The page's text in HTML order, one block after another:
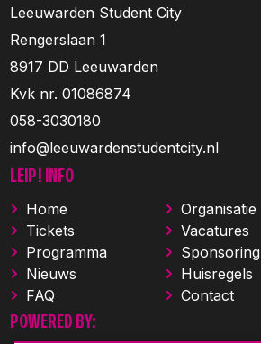
Leeuwarden Student City
Rengerslaan 1
8917 DD Leeuwarden
Kvk nr. 01086874
058-3030180
info@leeuwardenstudentcity.nl
LEIP! INFO
Home
Tickets
Programma
Nieuws
FAQ
Organisatie
Vacatures
Sponsoring
Huisregels
Contact
POWERED BY: